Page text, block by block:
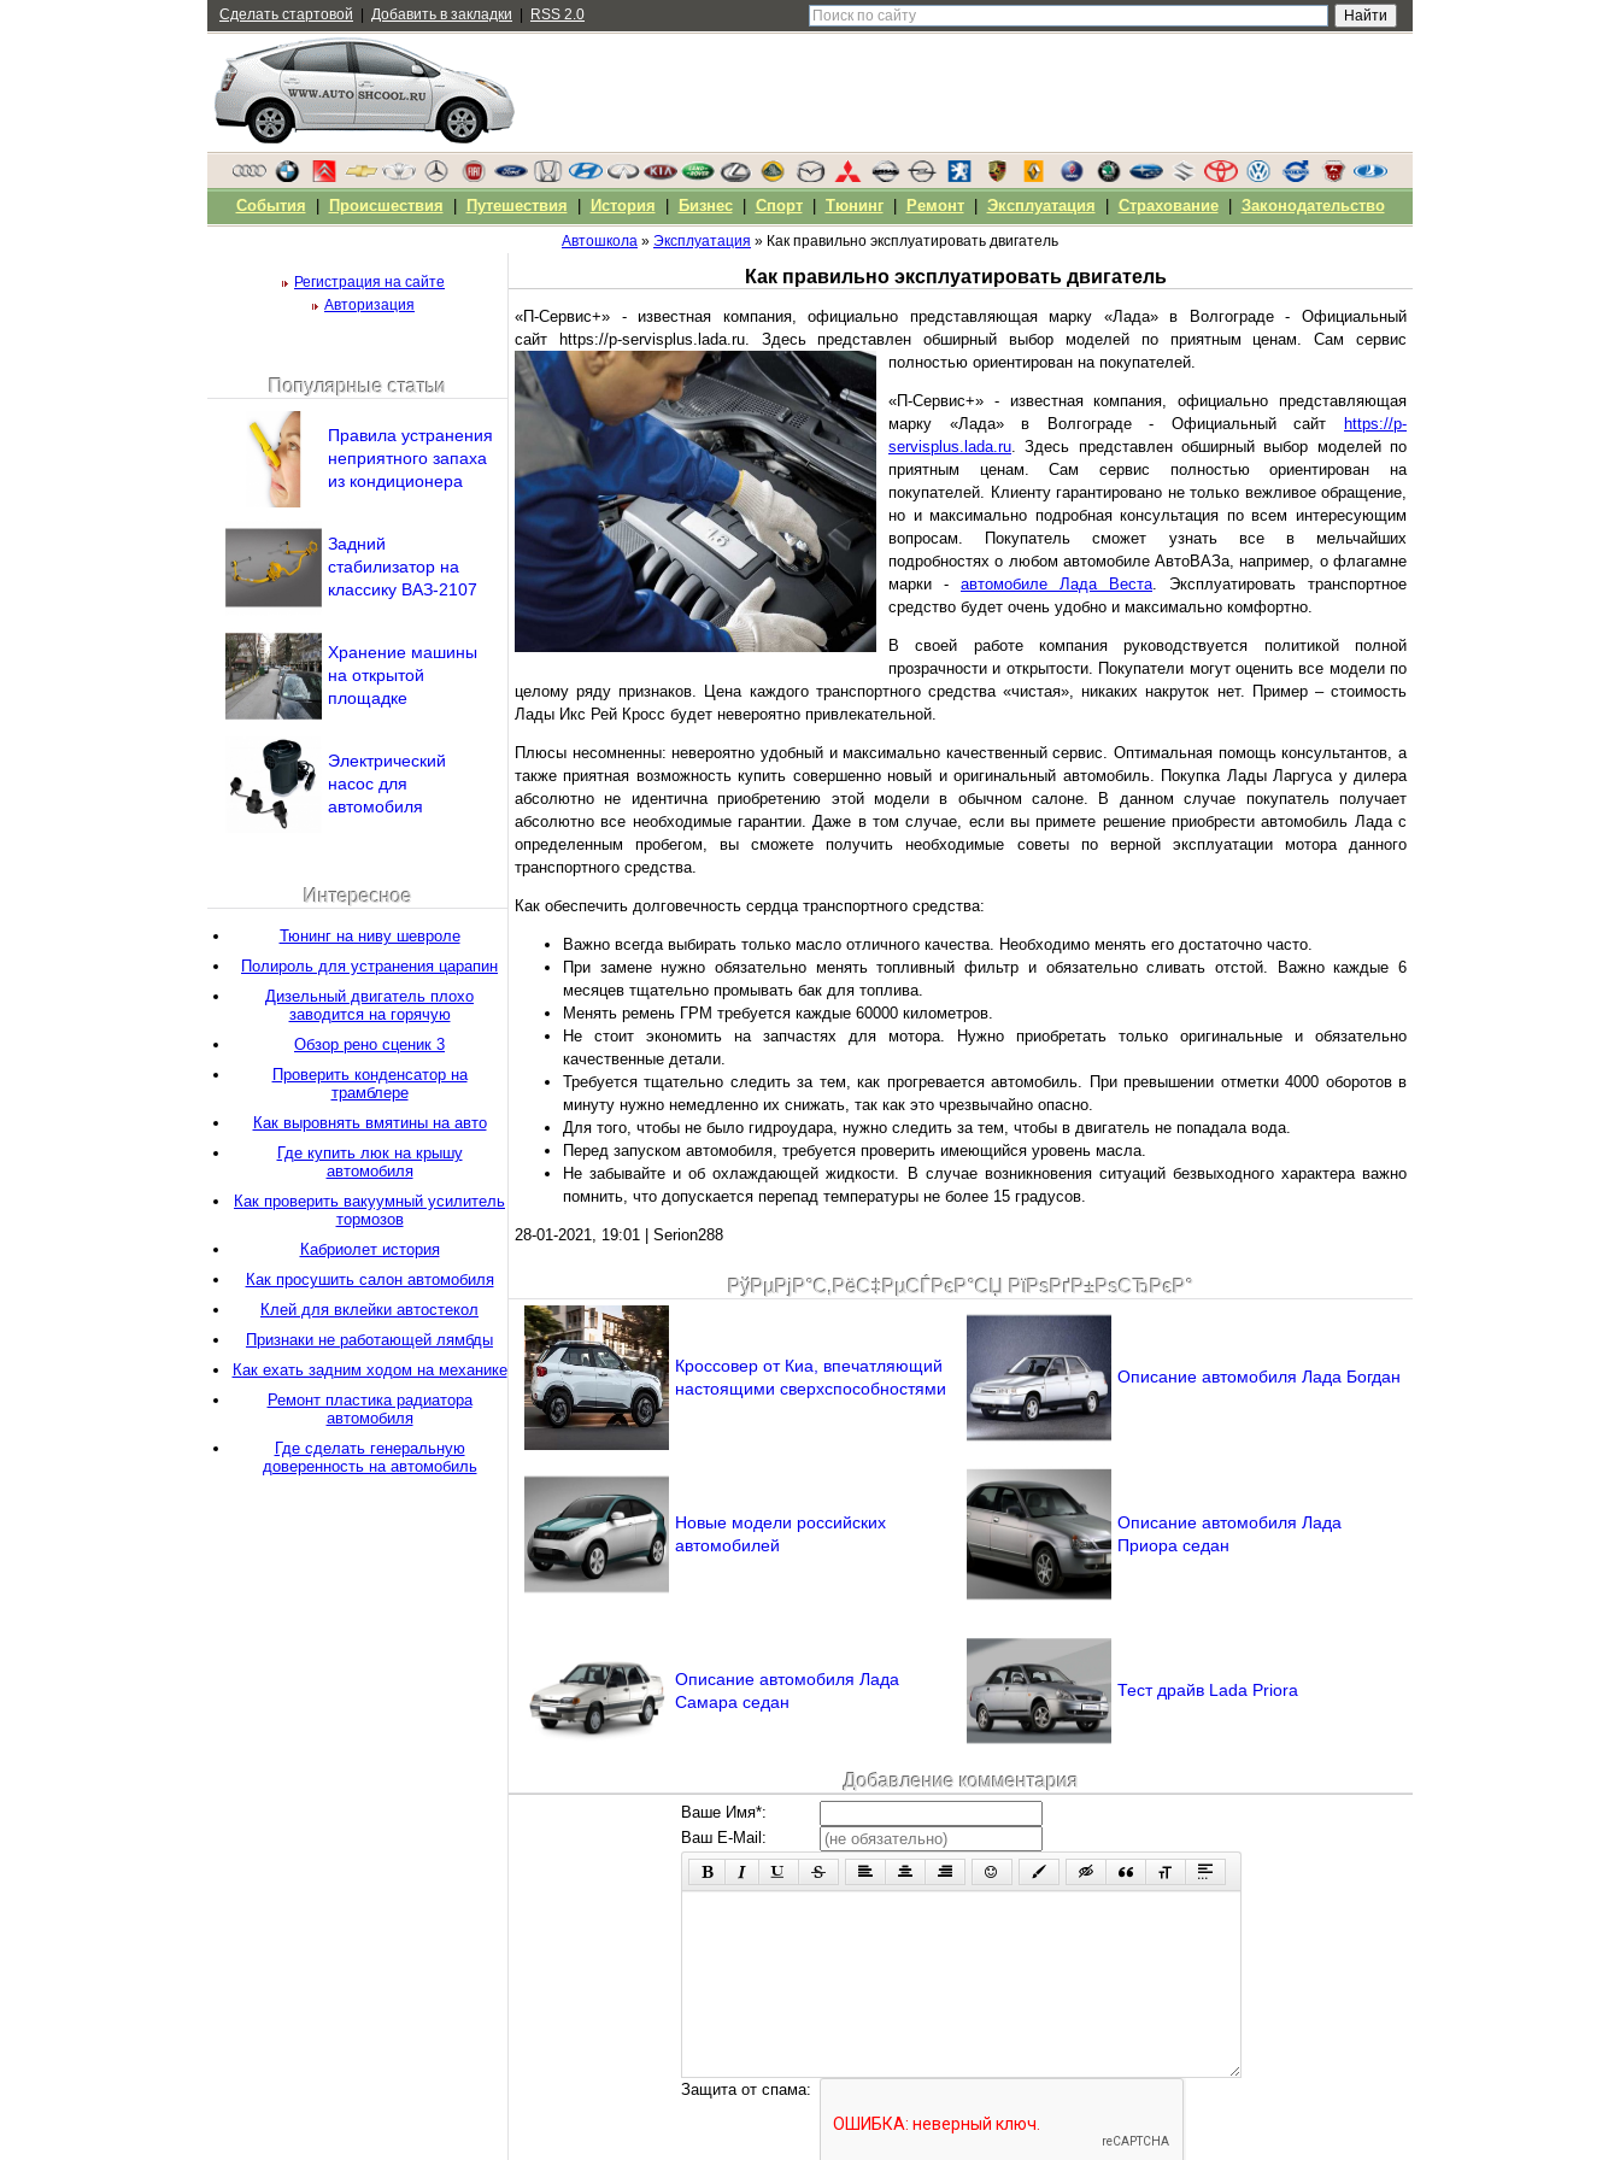
Автошкола » Эксплуатация » Как правильно эксплуатировать двигатель
Как правильно эксплуатировать двигатель
«П-Сервис+» - известная компания, официально представляющая марку «Лада» в Волгограде - Официальный
сайт https://p-servisplus.lada.ru. Здесь представлен обширный выбор моделей по приятным ценам. Сам сервис
полностью ориентирован на покупателей.
«П-Сервис+» - известная компания, официально представляющая
марку «Лада» в Волгограде - Официальный сайт
https://p-
servisplus.lada.ru. Здесь представлен обширный выбор моделей по
приятным ценам. Сам сервис полностью ориентирован на
покупателей. Клиенту гарантировано не только вежливое обращение,
но и максимально подробная консультация по всем интересующим
вопросам. Покупатель сможет узнать все в мельчайших
подробностях о любом автомобиле АвтоВАЗа, например, о флагамне
марки - автомобиле Лада Веста. Эксплуатировать транспортное
средство будет очень удобно и максимально комфортно.
В своей работе компания руководствуется политикой полной
прозрачности и открытости. Покупатели могут оценить все модели по
целому ряду признаков. Цена каждого транспортного средства «чистая», никаких накруток нет. Пример – стоимость
Лады Икс Рей Кросс будет невероятно привлекательной.
Плюсы несомненны: невероятно удобный и максимально качественный сервис. Оптимальная помощь консультантов, а
также приятная возможность купить совершенно новый и оригинальный автомобиль. Покупка Лады Ларгуса у дилера
абсолютно не идентична приобретению этой модели в обычном салоне. В данном случае покупатель получает
абсолютно все необходимые гарантии. Даже в том случае, если вы примете решение приобрести автомобиль Лада с
определенным пробегом, вы сможете получить необходимые советы по верной эксплуатации мотора данного
транспортного средства.
Как обеспечить долговечность сердца транспортного средства:
Важно всегда выбирать только масло отличного качества. Необходимо менять его достаточно часто.
При замене нужно обязательно менять топливный фильтр и обязательно сливать отстой. Важно каждые 6
месяцев тщательно промывать бак для топлива.
Менять ремень ГРМ требуется каждые 60000 километров.
Не стоит экономить на запчастях для мотора. Нужно приобретать только оригинальные и обязательно
качественные детали.
Требуется тщательно следить за тем, как прогревается автомобиль. При превышении отметки 4000 оборотов в
минуту нужно немедленно их снижать, так как это чрезвычайно опасно.
Для того, чтобы не было гидроудара, нужно следить за тем, чтобы в двигатель не попадала вода.
Перед запуском автомобиля, требуется проверить имеющийся уровень масла.
Не забывайте и об охлаждающей жидкости. В случае возникновения ситуаций безвыходного характера важно
помнить, что допускается перепад температуры не более 15 градусов.
28-01-2021, 19:01 | Serion288
РўРµРјР°С‚РёС‡РµСЃРєР°СЏ РїРѕРґР±РѕСЂРєР°
Кроссовер от Киа, впечатляющий
настоящими сверхспособностями
Описание автомобиля Лада Богдан
Новые модели российских
автомобилей
Описание автомобиля Лада
Приора седан
Описание автомобиля Лада
Самара седан
Тест драйв Lada Priora
Добавление комментария
Ваше Имя*:
Ваш E-Mail:
Защита от спама:
Регистрация на сайте
Авторизация
Напомнить пароль?
Популярные статьи
Правила устранения
неприятного запаха
из кондиционера
Задний
стабилизатор на
классику ВАЗ-2107
Хранение машины
на открытой
площадке
Электрический
насос для
автомобиля
Интересное
Тюнинг на ниву шевроле
Полироль для устранения царапин
Дизельный двигатель плохо
заводится на горячую
Обзор рено сценик 3
Проверить конденсатор на
трамблере
Как выровнять вмятины на авто
Где купить люк на крышу
автомобиля
Как проверить вакуумный усилитель
тормозов
Кабриолет история
Как просушить салон автомобиля
Клей для вклейки автостекол
Признаки не работающей лямбды
Как ехать задним ходом на механике
Ремонт пластика радиатора
автомобиля
Где сделать генеральную
доверенность на автомобиль
Сделать стартовой Добавить в закладки RSS 2.0
События Происшествия Путешествия История Бизнес| Спорт| Тюнинг| Ремонт| Эксплуатация Страхование| Законодательство